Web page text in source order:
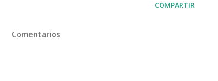
COMPARTIR
Comentarios